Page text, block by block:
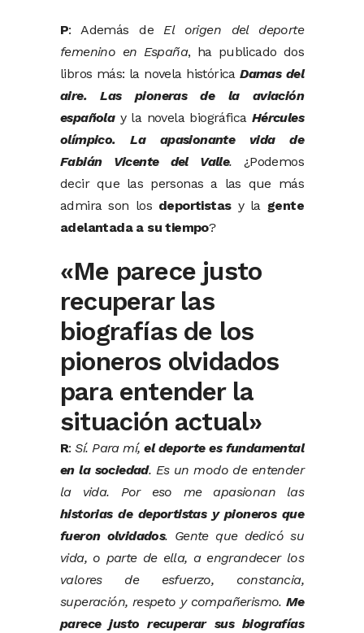
P: Además deEl origen del deporte
femenino en España, ha publicado dos
libros más: la novela históricaDamas del
aire. Las pioneras de la aviación
españolay la novela biográfica Hércules
olímpico. La apasionante vida de
Fabián Vicente del Valle. ¿Podemos
decir que las personas a las que más
admira son los deportistasy la gente
adelantada a su tiempo?
«Me parece justo
recuperar las
biografías de los
pioneros olvidados
para entender la
situación actual»
R:Sí. Para mí,el deporte es fundamental
en la sociedad. Es un modo de entender
la vida. Por eso me apasionan las
historias de deportistas y pioneros que
fueron olvidados. Gente que dedicó su
vida, o parte de ella, a engrandecer los
valores de esfuerzo, constancia,
superación, respeto y compañerismo.Me
parece justo recuperar sus biografías